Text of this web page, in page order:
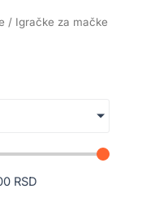
/ Igračke za mačke
RSD